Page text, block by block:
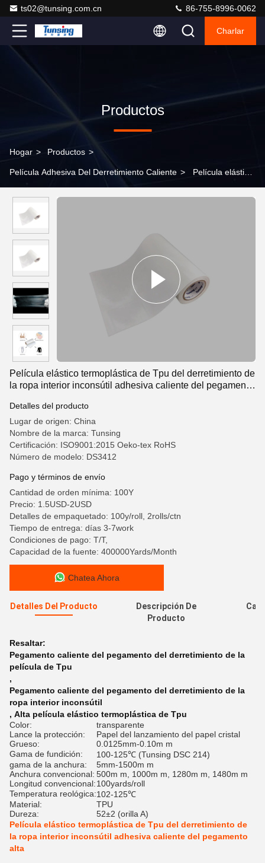
ts02@tunsing.com.cn 86-755-8996-0062
Charlar
Productos
Hogar > Productos >
Película Adhesiva Del Derretimiento Caliente > Película elástico
inconsútil adhesiva caliente del pegamento alta
Película elástico termoplástica de Tpu del derretimiento de
la ropa interior inconsútil adhesiva caliente del pegamento
Detalles del producto
Lugar de origen: China
Nombre de la marca: Tunsing
Certificación: ISO9001:2015 Oeko-tex RoHS
Número de modelo: DS3412
Pago y términos de envío
Cantidad de orden mínima: 100Y
Precio: 1.5USD-2USD
Detalles de empaquetado: 100y/roll, 2rolls/ctn
Tiempo de entrega: días 3-7work
Condiciones de pago: T/T,
Capacidad de la fuente: 400000Yards/Month
Chatea Ahora
Detalles Del Producto
Descripción De
Producto
Resaltar:
Pegamento caliente del pegamento del derretimiento de la
película de Tpu
,
Pegamento caliente del pegamento del derretimiento de la
ropa interior inconsútil
, Alta película elástico termoplástica de Tpu
Color:
transparente
Lance la protección:
Papel del lanzamiento del papel cristal
Grueso:
0.0125mm-0.10m m
Gama de fundición:
100-125℃ (Tunsing DSC 214)
gama de la anchura:
5mm-1500m m
Anchura convencional: 500m m, 1000m m, 1280m m, 1480m m
Longitud convencional:100yards/roll
Temperatura reológica:102-125℃
Material:
TPU
Dureza:
52±2 (orilla A)
Película elástico termoplástica de Tpu del derretimiento de
la ropa interior inconsútil adhesiva caliente del pegamento
alta